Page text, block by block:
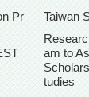
Pr
Taiwan
am to
tudies